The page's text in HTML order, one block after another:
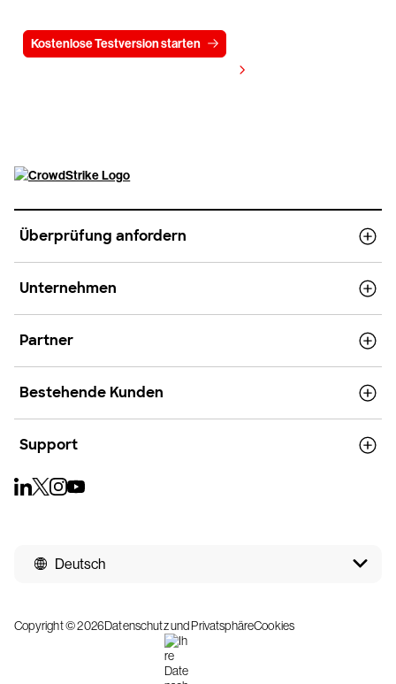
Kostenlose Testversion starten
Überprüfung anfordern
Unternehmen
Partner
Bestehende Kunden
Support
Deutsch
Copyright © 2026Datenschutz und PrivatsphäreCookies